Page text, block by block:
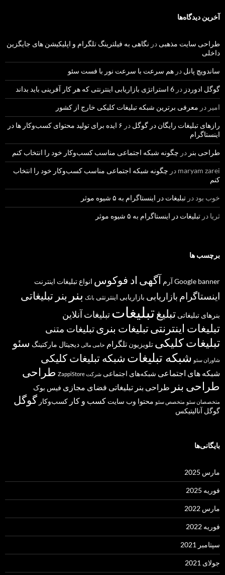
آخرین دیدگاه‌ها
طراحی سایت مذهبی در نگاهی به فیلترینگ تلگرام و اپلیکیشن های جایگزین
داخلی
ساندویچ پانل در هم سرعت با سرعت نور با فست سئو
گوگل ادوردز در 6 استراتژی بازاریابی اینترنتی که هر کار آفرینی باید بداند
امیر در معرفی برترین شبکه تبلیغات کلیکی خارج از کشور
رازهای تبلیغات رایگان در گوگل در
۶ ایده برای تولید محتوای کسب‌و‌کار ها در
اینستاگرام
طراحی بنر در چگونه شبکه اجتماعی مناسب کسب‌وکار خود را انتخاب کنم
maryam zarei در چگونه شبکه اجتماعی مناسب کسب‌وکار خود را انتخاب
کنم
خوب بود در تبلیغات در اینستاگرام به ۵ شیوه موثر
ثریا در تبلیغات در اینستاگرام به ۵ شیوه موثر
برچسب ها
banner
Googleآرم آگهی اد فوکوس انواع تبلیغات اینترنت
اینستاگرام بازاریابی بازاریابی اینترنتی بانک بنر بنر تبلیغاتی
بنرهای تبلیغاتی تبلیغتبلیغاتتبلیغات آنلاین
تبلیغات اینترنتیتبلیغات بنریتبلیغات متنی
تبلیغات کلیکی تلویزیون تلگرام حامی مالی دیجیتال مارکتینگ سئو
شاوران سئو شبکه تبلیغات شبکه تبلیغات کلیکی
شبکه های اجتماعی شبکه‌های اجتماعی شرکت ZappiStore
طراحی
طراحی بنر طراحی بنر تبلیغاتی فضای مجازی فیس بوک
متخصصان سئو متخصص سئو محتوا وب سایت کسب و کار کسب‌وکار گوگل
گوگل آنالیتیکس
بایگانی‌ها
مارس 2025
فوریه 2025
مارس 2022
فوریه 2022
سپتامبر 2021
جولای 2021